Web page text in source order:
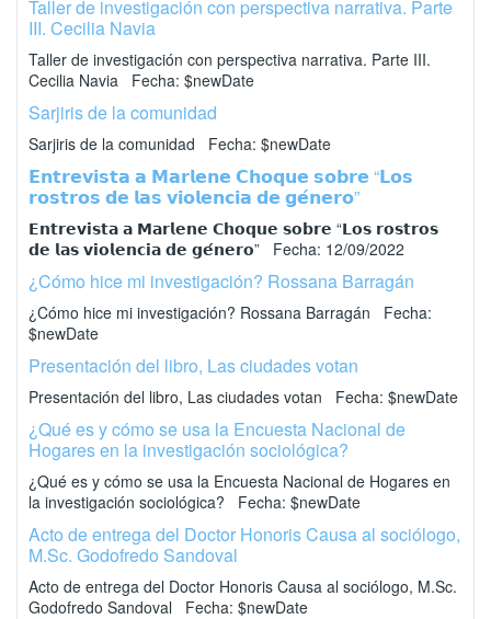
Taller de investigación con perspectiva narrativa. Parte
III. Cecilia Navia
Taller de investigación con perspectiva narrativa. Parte III.
Cecilia Navia Fecha: $newDate
Sarjiris de la comunidad
Sarjiris de la comunidad Fecha: $newDate
𝗘𝗻𝘁𝗿𝗲𝘃𝗶𝘀𝘁𝗮 𝗮 𝗠𝗮𝗿𝗹𝗲𝗻𝗲 𝗖𝗵𝗼𝗾𝘂𝗲 𝘀𝗼𝗯𝗿𝗲 “𝗟𝗼𝘀
𝗿𝗼𝘀𝘁𝗿𝗼𝘀 𝗱𝗲 𝗹𝗮𝘀 𝘃𝗶𝗼𝗹𝗲𝗻𝗰𝗶𝗮 𝗱𝗲 𝗴𝗲́𝗻𝗲𝗿𝗼”
𝗘𝗻𝘁𝗿𝗲𝘃𝗶𝘀𝘁𝗮 𝗮 𝗠𝗮𝗿𝗹𝗲𝗻𝗲 𝗖𝗵𝗼𝗾𝘂𝗲 𝘀𝗼𝗯𝗿𝗲 “𝗟𝗼𝘀 𝗿𝗼𝘀𝘁𝗿𝗼𝘀
𝗱𝗲 𝗹𝗮𝘀 𝘃𝗶𝗼𝗹𝗲𝗻𝗰𝗶𝗮 𝗱𝗲 𝗴𝗲́𝗻𝗲𝗿𝗼” Fecha: 12/09/2022
¿Cómo hice mi investigación? Rossana Barragán
¿Cómo hice mi investigación? Rossana Barragán Fecha:
$newDate
Presentación del libro, Las ciudades votan
Presentación del libro, Las ciudades votan Fecha: $newDate
¿Qué es y cómo se usa la Encuesta Nacional de
Hogares en la investigación sociológica?
¿Qué es y cómo se usa la Encuesta Nacional de Hogares en
la investigación sociológica? Fecha: $newDate
Acto de entrega del Doctor Honoris Causa al sociólogo,
M.Sc. Godofredo Sandoval
Acto de entrega del Doctor Honoris Causa al sociólogo, M.Sc.
Godofredo Sandoval Fecha: $newDate